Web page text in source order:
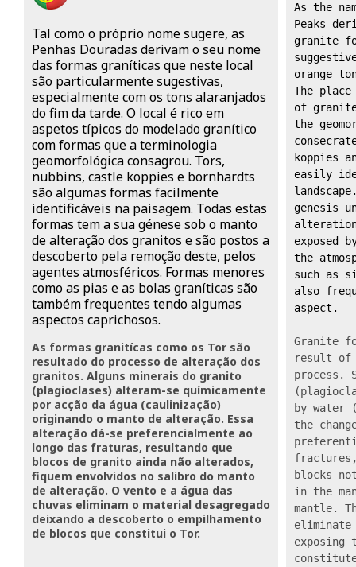
Tal como o próprio nome sugere, as
Penhas Douradas derivam o seu nome
das formas graníticas que neste local
são particularmente sugestivas,
especialmente com os tons alaranjados
do fim da tarde. O local é rico em
aspetos típicos do modelado granítico
com formas que a terminologia
geomorfológica consagrou. Tors,
nubbins, castle koppies e bornhardts
são algumas formas facilmente
identificáveis na paisagem. Todas estas
formas tem a sua génese sob o manto
de alteração dos granitos e são postos a
descoberto pela remoção deste, pelos
agentes atmosféricos. Formas menores
como as pias e as bolas graníticas são
também frequentes tendo algumas
aspectos caprichosos.
As formas granitícas como os Tor são
resultado do processo de alteração dos
granitos. Alguns minerais do granito
(plagioclases) alteram-se químicamente
por acção da água (caulinização)
originando o manto de alteração. Essa
alteração dá-se preferencialmente ao
longo das fraturas, resultando que
blocos de granito ainda não alterados,
fiquem envolvidos no salibro do manto
de alteração. O vento e a água das
chuvas eliminam o material desagregado
deixando a descoberto o empilhamento
de blocos que constitui o Tor.
As the
Peaks
granite
orange
The
of
the
koppies
easily
genesis
exposed
the
such as
also
aspect.
Granite
result of
process.
by
the
blocks
in the
mantle.
eliminate
exposing